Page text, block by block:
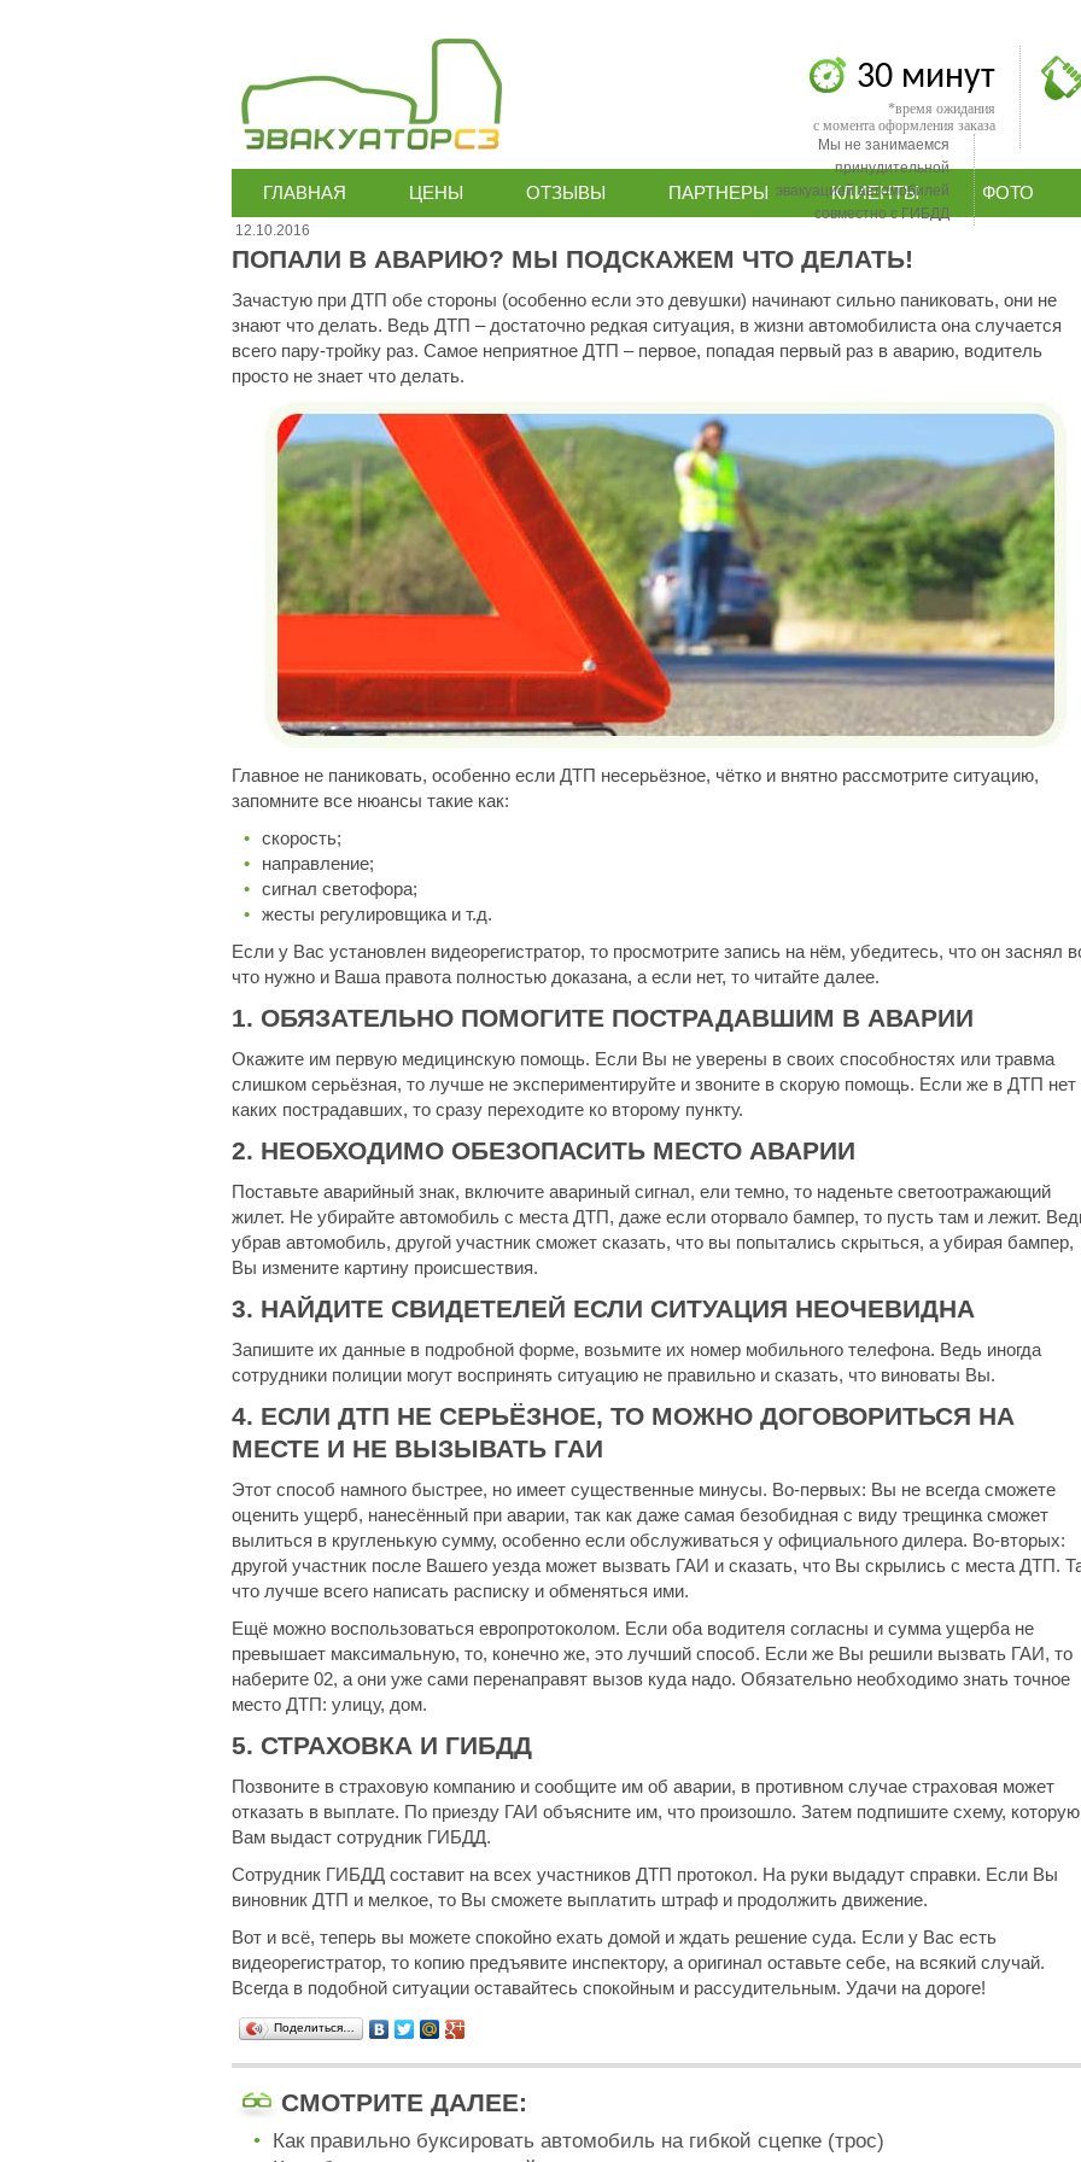
30 минут
*время ожидания
с момента оформления заказа
Мы не занимаемся
принудительной
эвакуацией автомобилей
совместно с ГИБДД
ГЛАВНАЯ ЦЕНЫ ОТЗЫВЫ ПАРТНЕРЫ КЛИЕНТЫ ФОТО
12.10.2016
ПОПАЛИ В АВАРИЮ? МЫ ПОДСКАЖЕМ ЧТО ДЕЛАТЬ!
Зачастую при ДТП обе стороны (особенно если это девушки) начинают сильно паниковать, они не
знают что делать. Ведь ДТП – достаточно редкая ситуация, в жизни автомобилиста она случается
всего пару-тройку раз. Самое неприятное ДТП – первое, попадая первый раз в аварию, водитель
просто не знает что делать.
Главное не паниковать, особенно если ДТП несерьёзное, чётко и внятно рассмотрите ситуацию,
запомните все нюансы такие как:
скорость;
направление;
сигнал светофора;
жесты регулировщика и т.д.
Если у Вас установлен видеорегистратор, то просмотрите запись на нём, убедитесь, что он заснял
что нужно и Ваша правота полностью доказана, а если нет, то читайте далее.
1. ОБЯЗАТЕЛЬНО ПОМОГИТЕ ПОСТРАДАВШИМ В АВАРИИ
Окажите им первую медицинскую помощь. Если Вы не уверены в своих способностях или травма
слишком серьёзная, то лучше не экспериментируйте и звоните в скорую помощь. Если же в ДТП нет
каких пострадавших, то сразу переходите ко второму пункту.
2. НЕОБХОДИМО ОБЕЗОПАСИТЬ МЕСТО АВАРИИ
Поставьте аварийный знак, включите авариный сигнал, ели темно, то наденьте светоотражающий
жилет. Не убирайте автомобиль с места ДТП, даже если оторвало бампер, то пусть там и лежит.
убрав автомобиль, другой участник сможет сказать, что вы попытались скрыться, а убирая бампер,
Вы измените картину происшествия.
3. НАЙДИТЕ СВИДЕТЕЛЕЙ ЕСЛИ СИТУАЦИЯ НЕОЧЕВИДНА
Запишите их данные в подробной форме, возьмите их номер мобильного телефона. Ведь иногда
сотрудники полиции могут воспринять ситуацию не правильно и сказать, что виноваты Вы.
4. ЕСЛИ ДТП НЕ СЕРЬЁЗНОЕ, ТО МОЖНО ДОГОВОРИТЬСЯ НА
МЕСТЕ И НЕ ВЫЗЫВАТЬ ГАИ
Этот способ намного быстрее, но имеет существенные минусы. Во-первых: Вы не всегда сможете
оценить ущерб, нанесённый при аварии, так как даже самая безобидная с виду трещинка сможет
вылиться в кругленькую сумму, особенно если обслуживаться у официального дилера. Во-вторых:
другой участник после Вашего уезда может вызвать ГАИ и сказать, что Вы скрылись с места ДТП.
что лучше всего написать расписку и обменяться ими.
Ещё можно воспользоваться европротоколом. Если оба водителя согласны и сумма ущерба не
превышает максимальную, то, конечно же, это лучший способ. Если же Вы решили вызвать ГАИ, то
наберите 02, а они уже сами перенаправят вызов куда надо. Обязательно необходимо знать точное
место ДТП: улицу, дом.
5. СТРАХОВКА И ГИБДД
Позвоните в страховую компанию и сообщите им об аварии, в противном случае страховая может
отказать в выплате. По приезду ГАИ объясните им, что произошло. Затем подпишите схему, которую
Вам выдаст сотрудник ГИБДД.
Сотрудник ГИБДД составит на всех участников ДТП протокол. На руки выдадут справки. Если Вы
виновник ДТП и мелкое, то Вы сможете выплатить штраф и продолжить движение.
Вот и всё, теперь вы можете спокойно ехать домой и ждать решение суда. Если у Вас есть
видеорегистратор, то копию предъявите инспектору, а оригинал оставьте себе, на всякий случай.
Всегда в подобной ситуации оставайтесь спокойным и рассудительным. Удачи на дороге!
Поделиться…
СМОТРИТЕ ДАЛЕЕ:
Как правильно буксировать автомобиль на гибкой сцепке (трос)